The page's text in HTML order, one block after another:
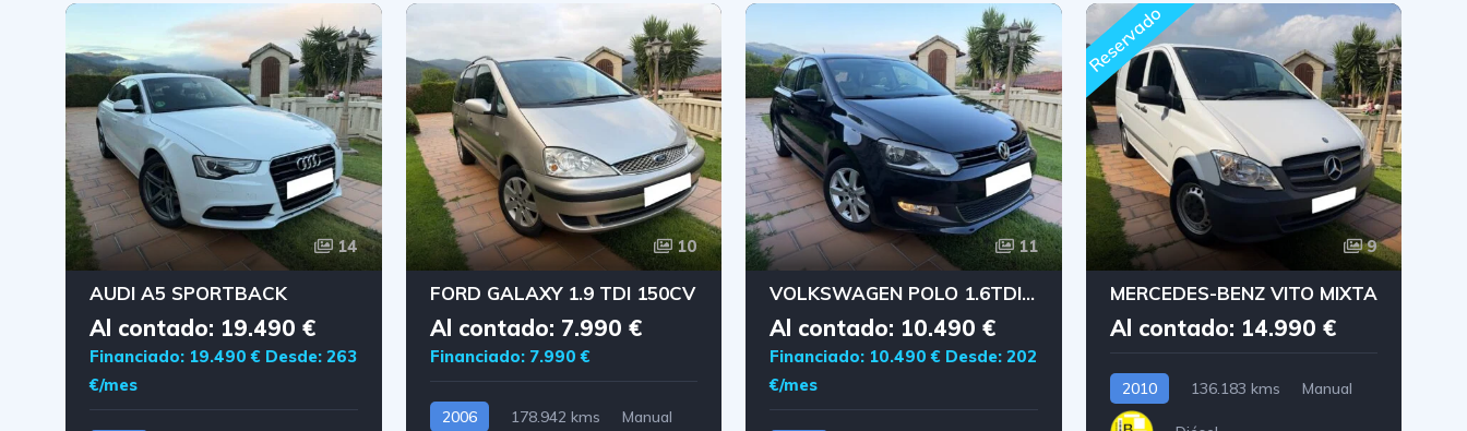
14
AUDI A5 SPORTBACK
Al contado: 19.490 €
Financiado: 19.490 € Desde: 263
€/mes
10
FORD GALAXY 1.9 TDI 150CV
Al contado: 7.990 €
Financiado: 7.990 €
2006 178.942 kms Manual
11
VOLKSWAGEN POLO 1.6TDI DSG
Al contado: 10.490 €
Financiado: 10.490 € Desde: 202
€/mes
Reservado
9
MERCEDES-BENZ VITO MIXTA
Al contado: 14.990 €
2010 136.183 kms Manual